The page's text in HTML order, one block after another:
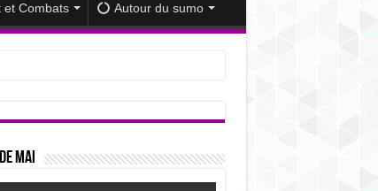
et Combats Autour du sumo
mai